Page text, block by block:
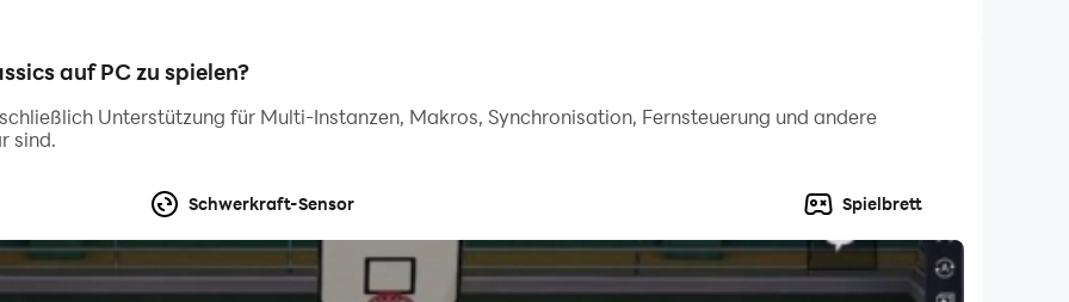
CSR:
auf PC zu spielen?
Unterstützung für Multi-Instanzen, Makros, Synchronisation, Fernsteuerung und andere
sind.
Schwerkraft-Sensor Spielbrett